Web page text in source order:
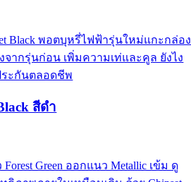
สีดำ